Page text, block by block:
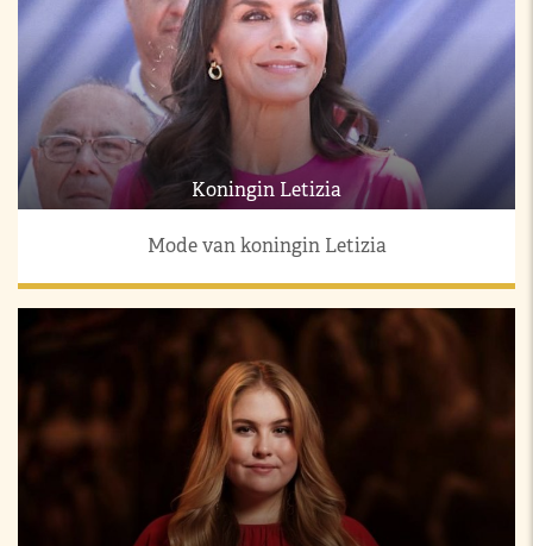
Koningin Letizia
Mode van koningin Letizia